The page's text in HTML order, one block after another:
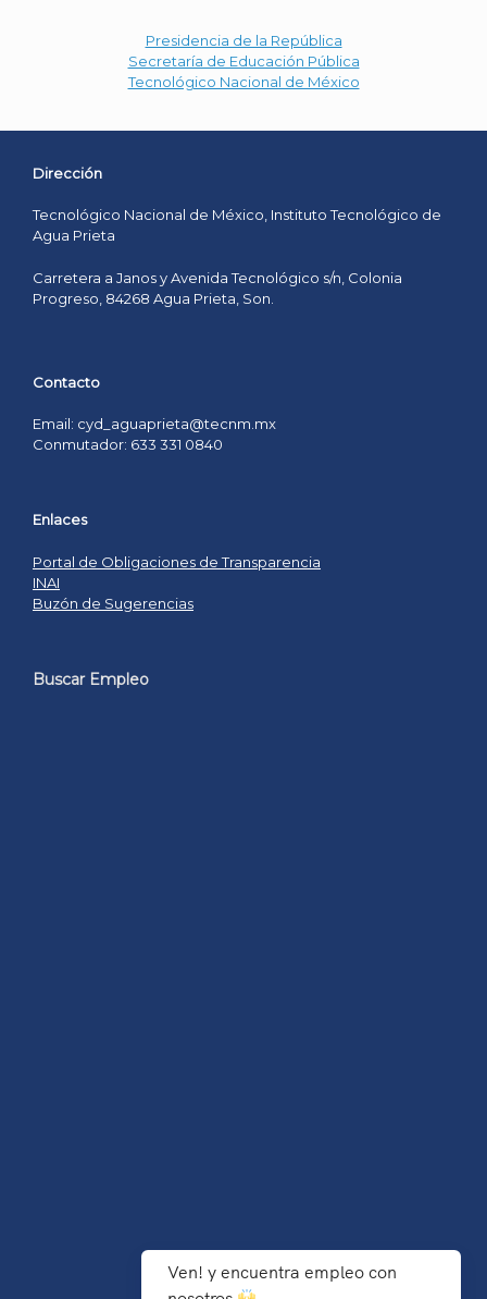
Presidencia de la República
Secretaría de Educación Pública
Tecnológico Nacional de México
Dirección
Tecnológico Nacional de México, Instituto Tecnológico de
Agua Prieta
Carretera a Janos y Avenida Tecnológico s/n, Colonia
Progreso, 84268 Agua Prieta, Son.
Contacto
Email: cyd_aguaprieta@tecnm.mx
Conmutador: 633 331 0840
Enlaces
Portal de Obligaciones de Transparencia
INAI
Buzón de Sugerencias
Buscar Empleo
Ven! y encuentra empleo con